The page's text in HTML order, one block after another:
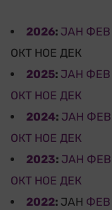
2026: ЈАН ФЕВ
ОКТ НОЕ ДЕК
2025: ЈАН ФЕВ
ОКТ НОЕ ДЕК
2024: ЈАН ФЕВ
ОКТ НОЕ ДЕК
2023: ЈАН ФЕВ
ОКТ НОЕ ДЕК
2022: ЈАН ФЕВ